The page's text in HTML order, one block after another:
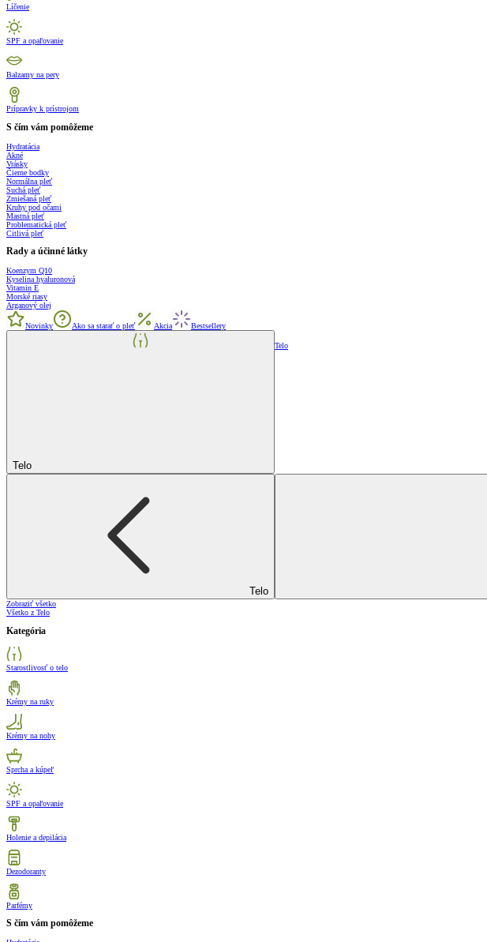
Líčenie
SPF a opaľovanie
Balzamy na pery
Prípravky k prístrojom
S čím vám pomôžeme
Hydratácia
Akné
Vrásky
Čierne bodky
Normálna pleť
Suchá pleť
Zmiešaná pleť
Kruhy pod očami
Mastná pleť
Problematická pleť
Citlivá pleť
Rady a účinné látky
Koenzym Q10
Kyselina hyaluronová
Vitamin E
Morské riasy
Arganový olej
Novinky Ako sa starať o pleť Akcia Bestsellery
Telo
Telo
Telo
Zobraziť všetko
Všetko z Telo
Kategória
Starostlivosť o telo
Krémy na ruky
Krémy na nohy
Sprcha a kúpeľ
SPF a opaľovanie
Holenie a depilácia
Dezodoranty
Parfémy
S čím vám pomôžeme